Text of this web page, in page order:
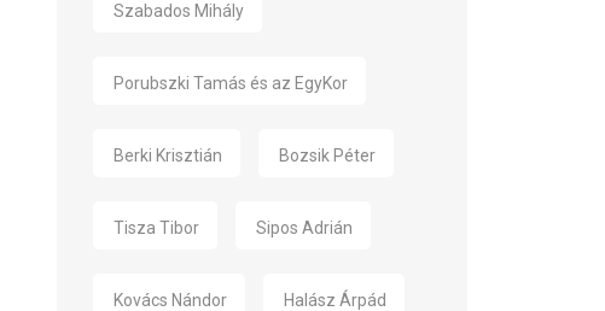
Szabados Mihály
Porubszki Tamás és az EgyKor
Berki Krisztián Bozsik Péter
Tisza Tibor Sipos Adrián
Kovács Nándor Halász Árpád